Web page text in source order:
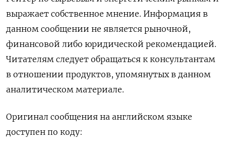
выражает собственное мнение. Информация в
данном сообщении не является рыночной,
финансовой либо юридической рекомендацией.
Читателям следует обращаться к консультантам
в отношении продуктов, упомянутых в данном
аналитическом материале.
Оригинал сообщения на английском языке
доступен по коду: